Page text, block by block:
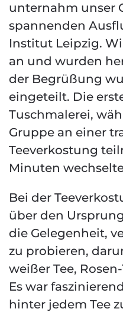
unternahm unser
spannenden
Institut Leipzig.
an und wurden
der Begrüßung
eingeteilt. Die
Tuschmalerei,
Gruppe an einer
Teeverkostung
Minuten
Bei der
über den
die Gelegenheit,
zu probieren,
weißer Tee,
Es war
hinter jedem Tee